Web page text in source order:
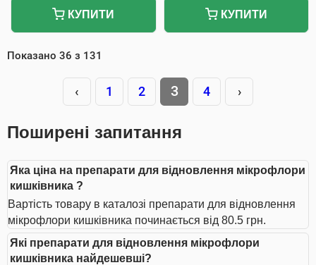
КУПИТИ КУПИТИ
Показано 36 з 131
‹ 1 2 3 4 ›
Поширені запитання
Яка ціна на препарати для відновлення мікрофлори
кишківника ?
Вартість товару в каталозі препарати для відновлення
мікрофлори кишківника починається від 80.5 грн.
Які препарати для відновлення мікрофлори
кишківника найдешевші?